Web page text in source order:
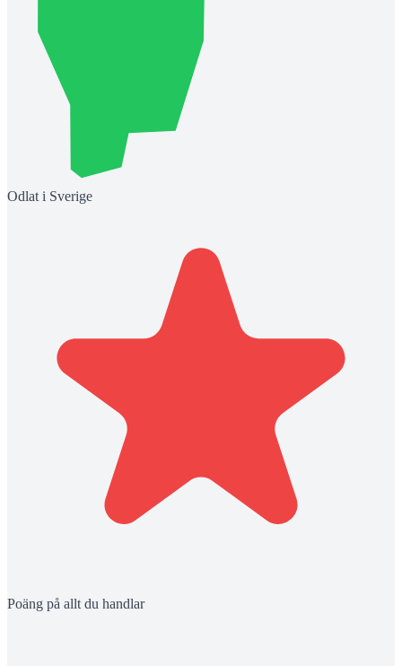
Odlat i Sverige
Poäng på allt du handlar